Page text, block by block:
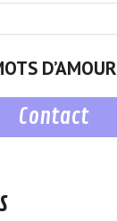
D’AMOUR
Contact